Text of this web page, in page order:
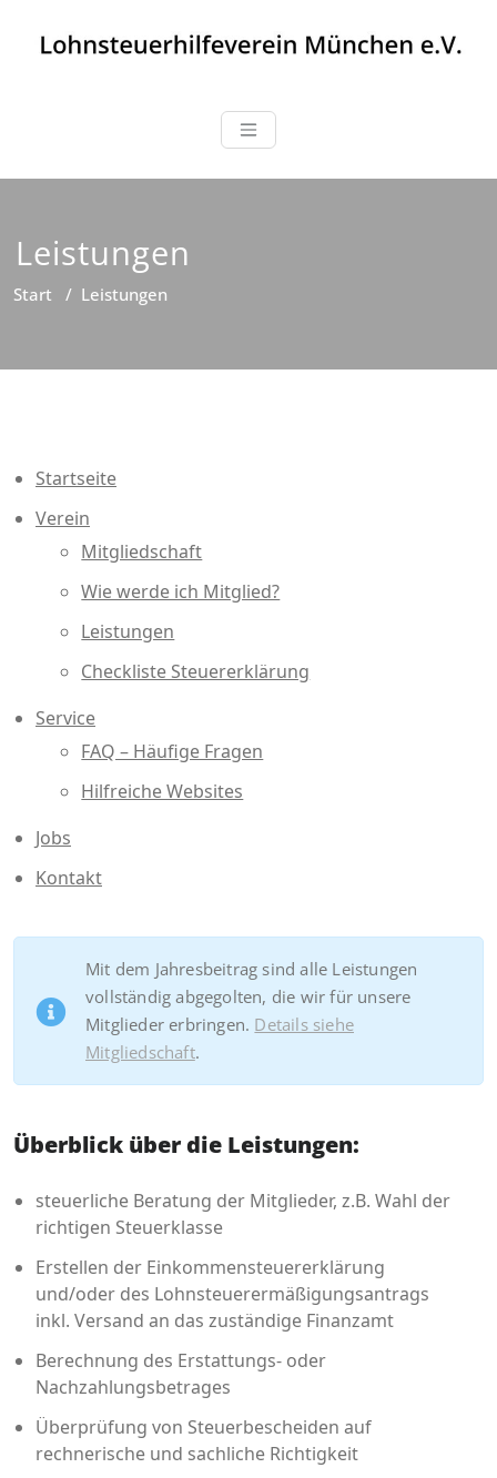
Inhalt
Leistungen
Start / Leistungen
Startseite
Verein
Mitgliedschaft
Wie werde ich Mitglied?
Leistungen
Checkliste Steuererklärung
Service
FAQ – Häufige Fragen
Hilfreiche Websites
Jobs
Kontakt
Mit dem Jahresbeitrag sind alle Leistungen
vollständig abgegolten, die wir für unsere
Mitglieder erbringen. Details siehe
Mitgliedschaft.
Überblick über die Leistungen:
steuerliche Beratung der Mitglieder, z.B. Wahl der
richtigen Steuerklasse
Erstellen der Einkommensteuererklärung
und/oder des Lohnsteuerermäßigungsantrags
inkl. Versand an das zuständige Finanzamt
Berechnung des Erstattungs- oder
Nachzahlungsbetrages
Überprüfung von Steuerbescheiden auf
rechnerische und sachliche Richtigkeit